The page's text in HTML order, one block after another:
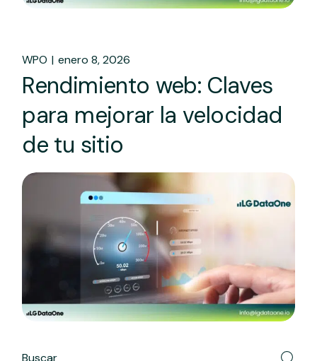
WPO enero 8, 2026
Rendimiento web: Claves
para mejorar la velocidad
de tu sitio